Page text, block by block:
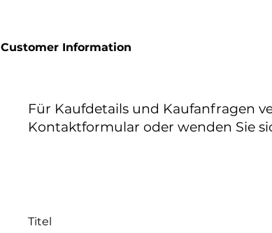
Für Kaufdetails und Kaufanfragen
Kontaktformular oder wenden Sie
Titel
Customer Information